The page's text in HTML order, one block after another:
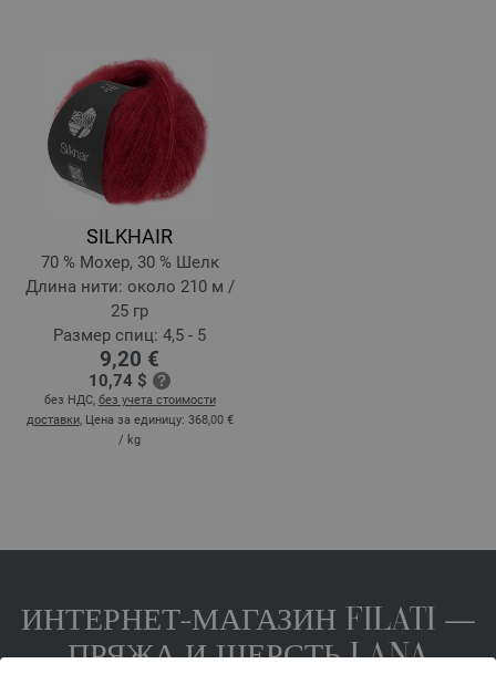
SILKHAIR
70 % Мохер, 30 % Шелк
Длина нити: около 210 м /
25 гр
Размер спиц: 4,5 - 5
9,20 €
10,74 $
без НДС, без учета стоимости
доставки, Цена за единицу: 368,00 €
/ kg
ИНТЕРНЕТ-МАГАЗИН FILATI —
ПРЯЖА И ШЕРСТЬ LANA